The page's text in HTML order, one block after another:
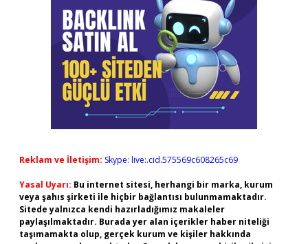
Reklam ve İletişim: Skype: live:.cid.575569c608265c69
Yasal Uyarı: Bu internet sitesi, herhangi bir marka, kurum
veya şahıs şirketi ile hiçbir bağlantısı bulunmamaktadır.
Sitede yalnızca kendi hazırladığımız makaleler
paylaşılmaktadır. Burada yer alan içerikler haber niteliği
taşımamakta olup, gerçek kurum ve kişiler hakkında